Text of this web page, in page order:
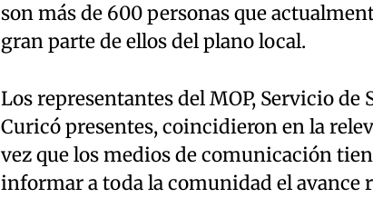
son más de 600 personas que
gran parte de ellos del plano local.
Los representantes del MOP, Servicio de
Curicó presentes, coincidieron en la
vez que los medios de comunicación
informar a toda la comunidad el avance